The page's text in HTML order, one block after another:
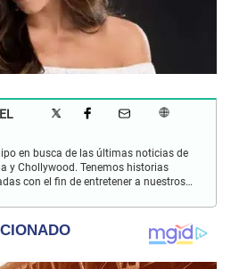
en busca de las últimas noticias de
y Chollywood. Tenemos historias
con el fin de entretener a nuestros